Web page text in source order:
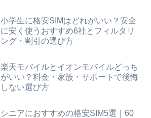
小学生に格安SIMはどれがいい？安全
に安く使うおすすめ6社とフィルタリ
ング・割引の選び方
楽天モバイルとイオンモバイルどっち
がいい？料金・家族・サポートで後悔
しない選び方
シニアにおすすめの格安SIM5選｜60